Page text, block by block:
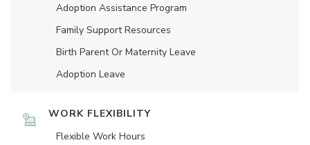
Adoption Assistance Program
Family Support Resources
Birth Parent Or Maternity Leave
Adoption Leave
WORK FLEXIBILITY
Flexible Work Hours